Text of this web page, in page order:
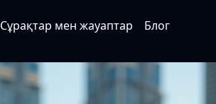
Сұрақтар мен жауаптар Блог